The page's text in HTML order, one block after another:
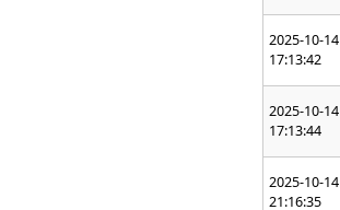
2025-10-14
17:13:42
2025-10-14
17:13:44
2025-10-14
21:16:35